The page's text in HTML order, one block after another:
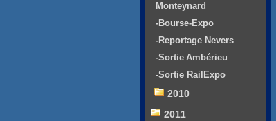
Monteynard
-Bourse-Expo
-Reportage Nevers
-Sortie Ambérieu
-Sortie RailExpo
2010
2011